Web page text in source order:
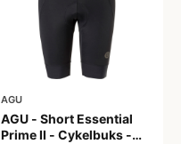
AGU
AGU - Short Essential
Prime II - Cykelbuks -